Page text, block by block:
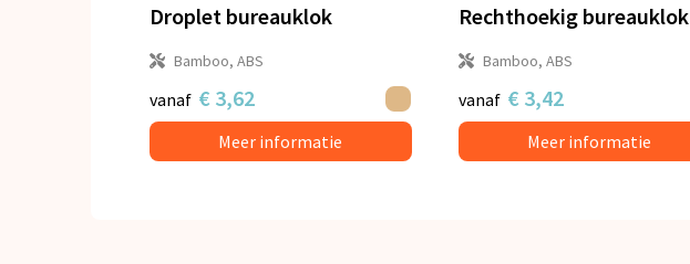
Droplet bureauklok
Bamboo, ABS
vanaf € 3,62
Meer informatie
Rechthoekig bureauklok
Bamboo, ABS
vanaf € 3,42
Meer informatie